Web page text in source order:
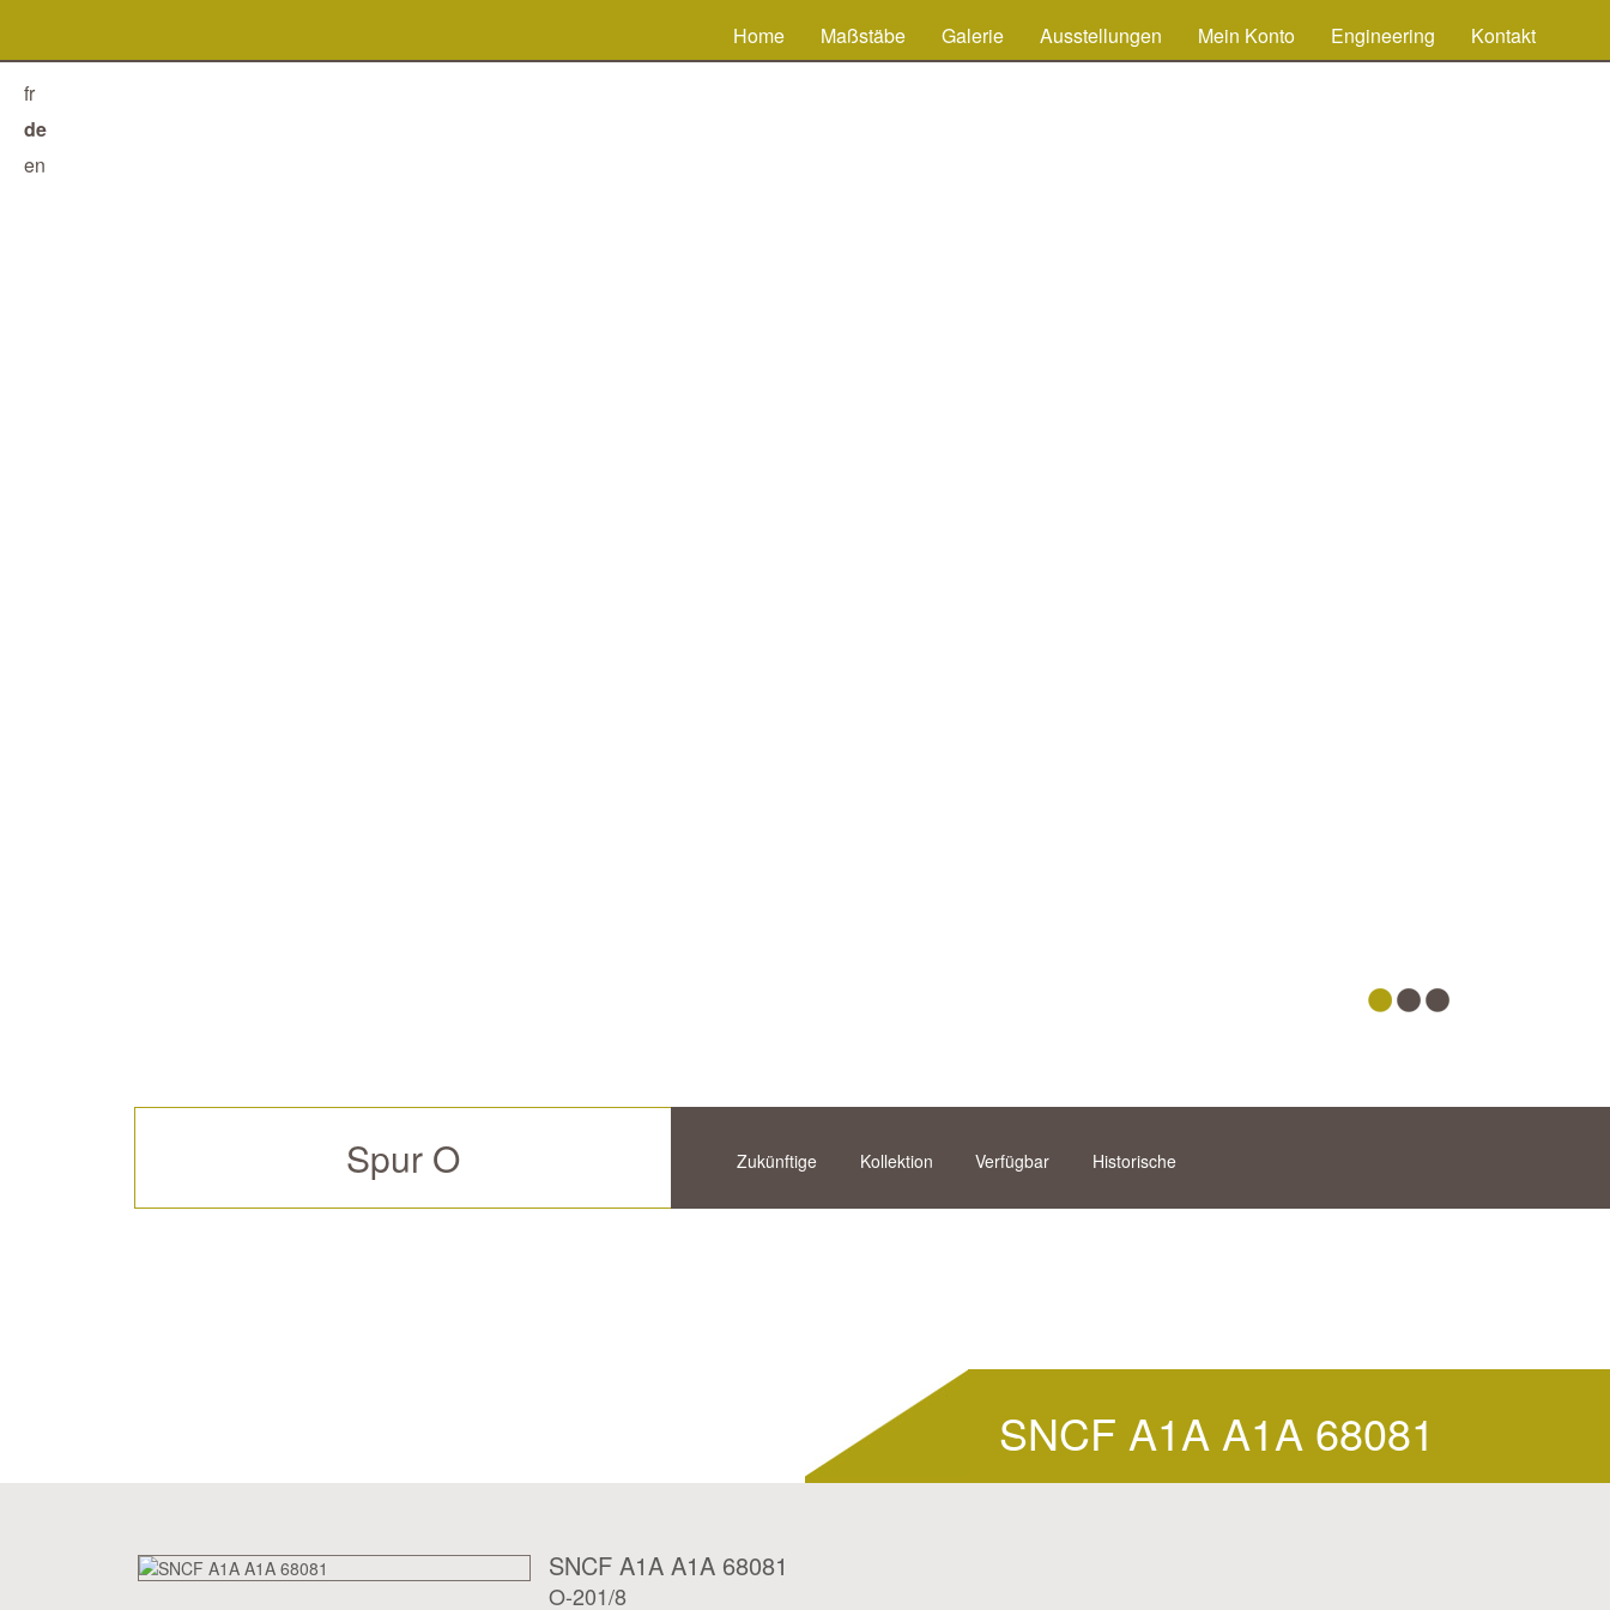
fr
de
en
Home Maßstäbe Galerie Ausstellungen Mein Konto Engineering Kontakt
Spur O Zukünftige Kollektion Verfügbar Historische
SNCF A1A A1A 68081
SNCF A1A A1A 68081
O-201/8